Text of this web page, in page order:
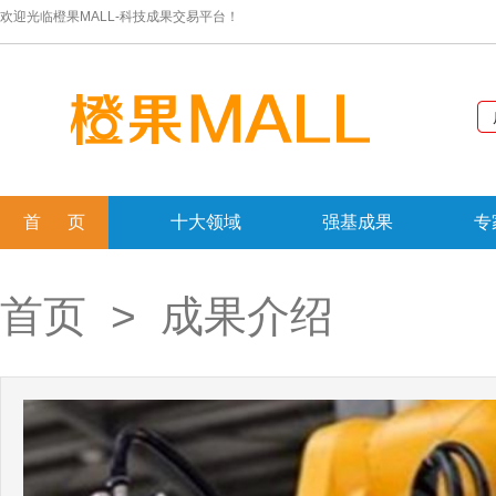
欢迎光临橙果MALL-科技成果交易平台！
首 页 十大领域 强基成果 专
首页 > 成果介绍